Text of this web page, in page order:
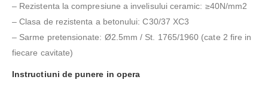
– Rezistenta la compresiune a invelisului ceramic: ≥40N/mm2
– Clasa de rezistenta a betonului: C30/37 XC3
– Sarme pretensionate: Ø2.5mm / St. 1765/1960 (cate 2 fire in
fiecare cavitate)
Instructiuni de punere in opera